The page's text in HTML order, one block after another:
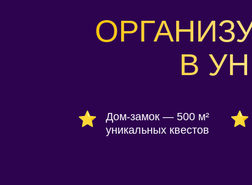
В
Дом-замок — 500 м²
уникальных квестов